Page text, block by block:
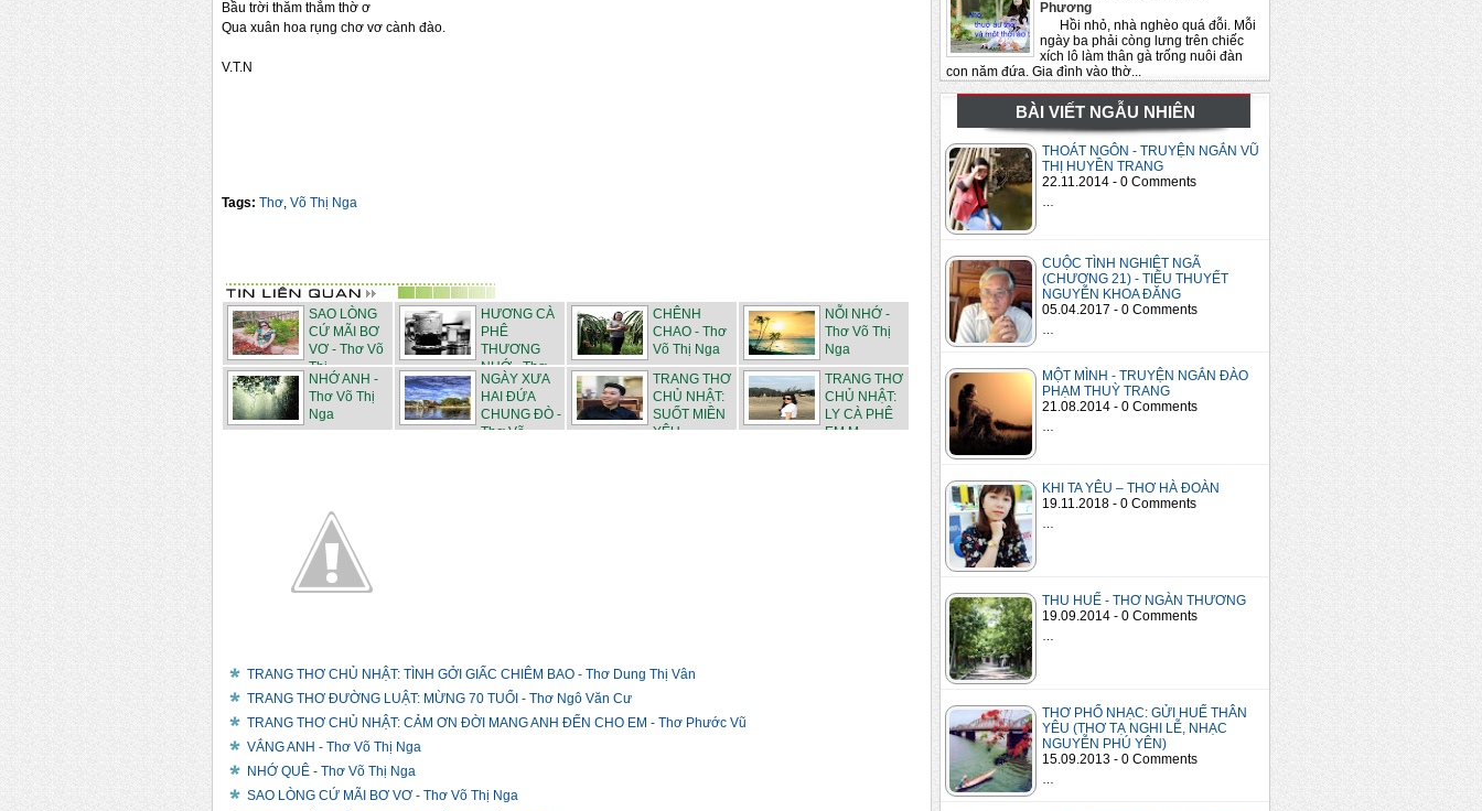
Phương
Hồi nhỏ, nhà nghèo quá đỗi. Mỗi
ngày ba phải còng lưng trên chiếc
xích lô làm thân gà trống nuôi đàn
con năm đứa. Gia đình vào thờ...
BÀI VIẾT NGẪU NHIÊN
THOÁT NGÔN - TRUYỆN NGẮN VŨ
THỊ HUYỀN TRANG
22.11.2014 - 0 Comments
CUỘC TÌNH NGHIỆT NGÃ
(CHƯƠNG 21) - TIỂU THUYẾT
NGUYỄN KHOA ĐĂNG
05.04.2017 - 0 Comments
MỘT MÌNH - TRUYỆN NGẮN ĐÀO
PHẠM THUỲ TRANG
21.08.2014 - 0 Comments
KHI TA YÊU – THƠ HÀ ĐOÀN
19.11.2018 - 0 Comments
THU HUẾ - THƠ NGÀN THƯƠNG
19.09.2014 - 0 Comments
THƠ PHỔ NHẠC: GỬI HUẾ THÂN
YÊU (THƠ TẠ NGHI LỄ, NHẠC
NGUYỄN PHÚ YÊN)
15.09.2013 - 0 Comments
Bầu trời thăm thẳm thờ ơ
Qua xuân hoa rụng chơ vơ cành đào.
V.T.N
Tags: Thơ, Võ Thị Nga
SAO LÒNG
CỨ MÃI BƠ
VƠ - Thơ Võ
Thị ...
HƯƠNG CÀ
PHÊ
THƯƠNG
NHỚ - Thơ
Võ Th...
CHÊNH
CHAO - Thơ
Võ Thị Nga
NỖI NHỚ -
Thơ Võ Thị
Nga
NHỚ ANH -
Thơ Võ Thị
Nga
NGÀY XƯA
HAI ĐỨA
CHUNG ĐÒ -
Thơ Võ ...
TRANG THƠ
CHỦ NHẬT:
SUỐT MIỀN
YÊU -...
TRANG THƠ
CHỦ NHẬT:
LY CÀ PHÊ
EM M...
TRANG THƠ CHỦ NHẬT: TÌNH GỞI GIẤC CHIÊM BAO - Thơ Dung Thị Vân
TRANG THƠ ĐƯỜNG LUẬT: MỪNG 70 TUỔI - Thơ Ngô Văn Cư
TRANG THƠ CHỦ NHẬT: CẢM ƠN ĐỜI MANG ANH ĐẾN CHO EM - Thơ Phước Vũ
VẮNG ANH - Thơ Võ Thị Nga
NHỚ QUÊ - Thơ Võ Thị Nga
SAO LÒNG CỨ MÃI BƠ VƠ - Thơ Võ Thị Nga